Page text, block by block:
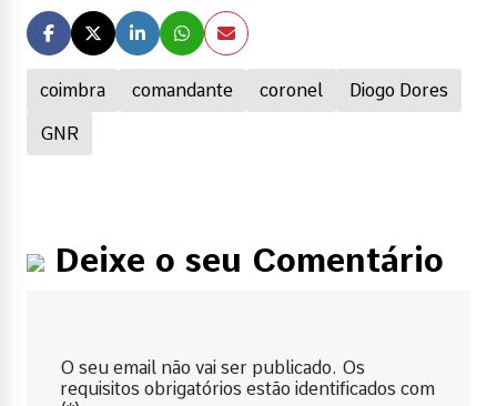
coimbra comandante coronel Diogo Dores
GNR
Deixe o seu Comentário
O seu email não vai ser publicado. Os
requisitos obrigatórios estão identificados com